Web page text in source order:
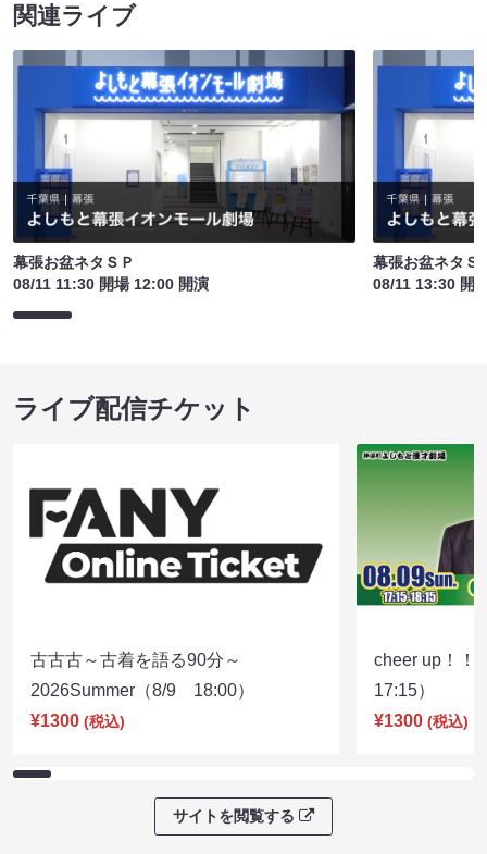
関連ライブ
幕張お盆ネタＳＰ
08/11 11:30 開場 12:00 開演
幕張お盆ネタＳ
08/11 13:30 開
ライブ配信チケット
古古古～古着を語る90分～
2026Summer（8/9 18:00）
¥1300 (税込)
cheer up！
17:15）
¥1300 (税込)
サイトを閲覧する